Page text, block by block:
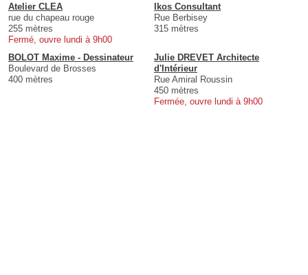
Atelier CLEA
rue du chapeau rouge
255 mètres
Fermé, ouvre lundi à 9h00
Ikos Consultant
Rue Berbisey
315 mètres
BOLOT Maxime - Dessinateur
Boulevard de Brosses
400 mètres
Julie DREVET Architecte
d'Intérieur
Rue Amiral Roussin
450 mètres
Fermée, ouvre lundi à 9h00